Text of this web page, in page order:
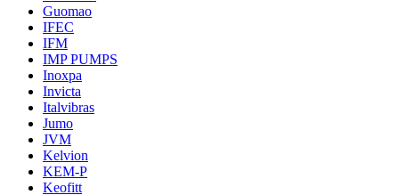
Guomao
IFEC
IFM
IMP PUMPS
Inoxpa
Invicta
Italvibras
Jumo
JVM
Kelvion
KEM-P
Keofitt